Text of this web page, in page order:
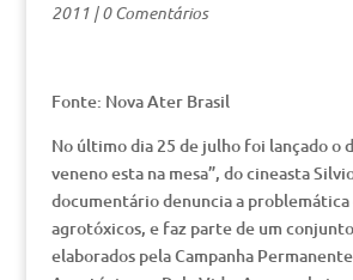
2011|0 Comentários
Fonte: Nova Ater Brasil
No último dia 25 de julho foi lançado o
veneno esta na mesa”, do cineasta
documentário denuncia a problemática
agrotóxicos, e faz parte de um
elaborados pela Campanha